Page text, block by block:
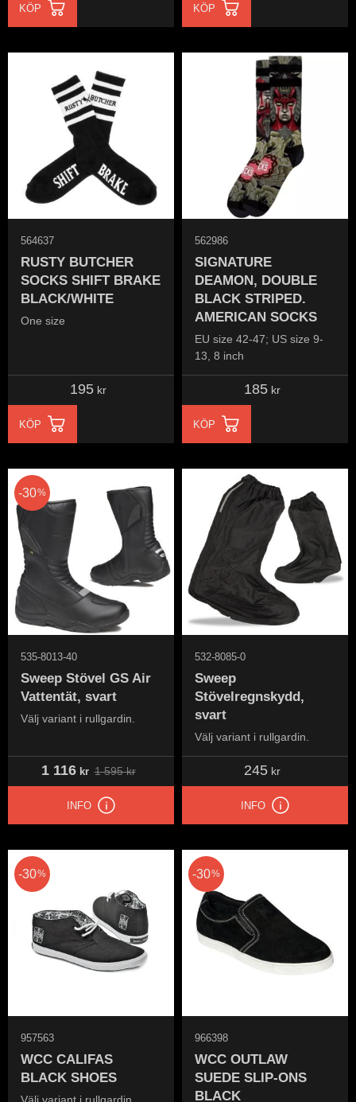
KÖP KÖP
RUSTY BUTCHER
SOCKS SHIFT BRAKE
BLACK/WHITE
One size
564637
195 kr
KÖP
SIGNATURE
DEAMON, DOUBLE
BLACK STRIPED.
AMERICAN SOCKS
EU size 42-47; US size 9-
13, 8 inch
562986
185 kr
KÖP
Sweep Stövel GS Air
Vattentät, svart
Välj variant i rullgardin.
535-8013-40
1 116 kr 1 595kr
30%
INFO
Sweep
Stövelregnskydd,
svart
Välj variant i rullgardin.
532-8085-0
245 kr
INFO
WCC CALIFAS
BLACK SHOES
957563
30%
WCC OUTLAW
SUEDE SLIP-ONS
BLACK
966398
30%